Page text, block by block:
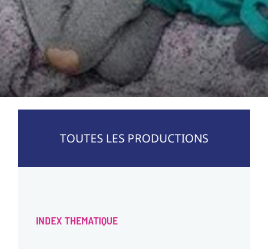
TOUTES LES PRODUCTIONS
INDEX THEMATIQUE